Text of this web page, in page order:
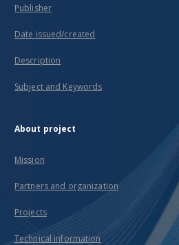
Publisher
Date issued/created
Description
Subject and Keywords
About project
Mission
Partners and organization
Projects
Technical information